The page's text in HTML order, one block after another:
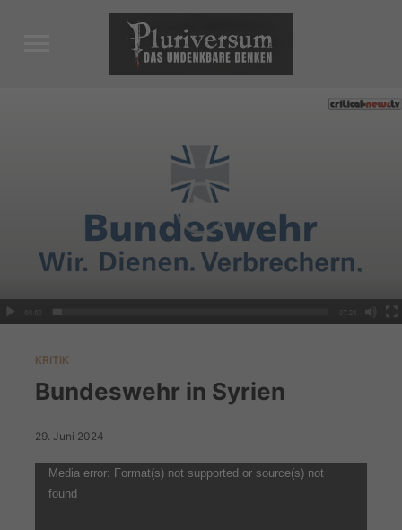
KRITIK
Bundeswehr in Syrien
29. Juni 2024
Video-
Player
Media error: Format(s) not supported or source(s) not
found